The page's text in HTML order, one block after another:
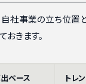
自社事業の立ち位
きます。
ベース トレ